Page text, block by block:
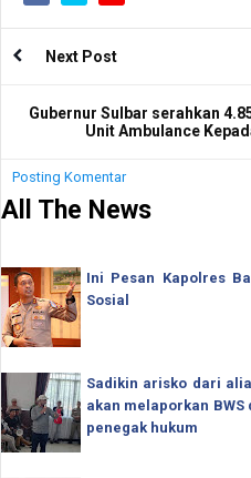
Next Post
Gubernur Sulbar serahkan
Unit Ambulance
Posting Komentar
All The News
Ini Pesan Kapolres
Sosial
Sadikin arisko dari
akan melaporkan
penegak hukum